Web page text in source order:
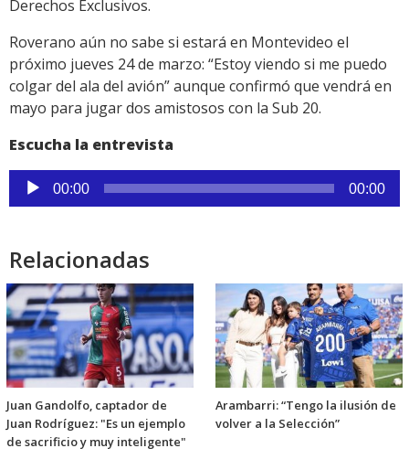
Derechos Exclusivos.
Roverano aún no sabe si estará en Montevideo el
próximo jueves 24 de marzo: “Estoy viendo si me puedo
colgar del ala del avión” aunque confirmó que vendrá en
mayo para jugar dos amistosos con la Sub 20.
Escucha la entrevista
Reproductor
de
00:00 00:00
Relacionadas
Juan Gandolfo, captador de
Juan Rodríguez: "Es un ejemplo
de sacrificio y muy inteligente"
Arambarri: “Tengo la ilusión de
volver a la Selección”